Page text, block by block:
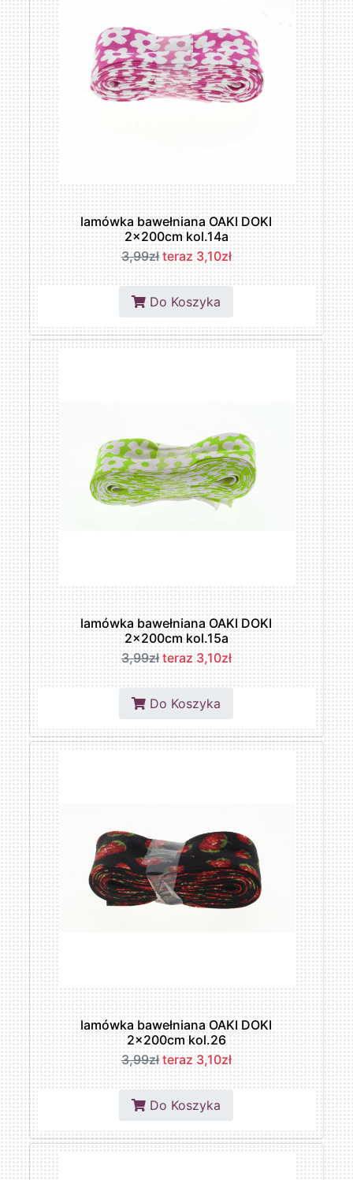
lamówka bawełniana OAKI DOKI
2x200cm kol.14a
3,99zł teraz 3,10zł
Do Koszyka
lamówka bawełniana OAKI DOKI
2x200cm kol.15a
3,99zł teraz 3,10zł
Do Koszyka
lamówka bawełniana OAKI DOKI
2x200cm kol.26
3,99zł teraz 3,10zł
Do Koszyka